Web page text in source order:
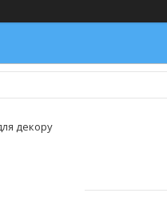
декору